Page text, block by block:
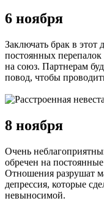
6 ноября
Заключать брак в этот
постоянных
на союз. Партнерам
повод, чтобы
8 ноября
Очень
обречен на
Отношения разрушат
депрессия, которые
невыносимой.